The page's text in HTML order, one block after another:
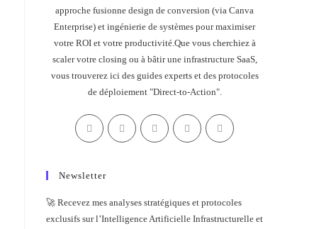
approche fusionne design de conversion (via Canva
Enterprise) et ingénierie de systèmes pour maximiser
votre ROI et votre productivité.Que vous cherchiez à
scaler votre closing ou à bâtir une infrastructure SaaS,
vous trouverez ici des guides experts et des protocoles
de déploiement "Direct-to-Action".
Newsletter
🚀 Recevez mes analyses stratégiques et protocoles
exclusifs sur l’Intelligence Artificielle Infrastructurelle et